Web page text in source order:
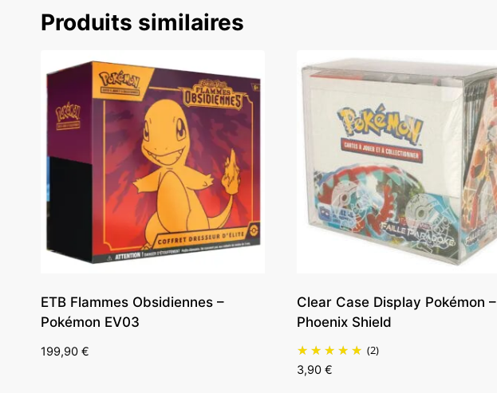
Produits similaires
ETB Flammes Obsidiennes –
Pokémon EV03
199,90 €
Clear Case Display Pokémon –
Phoenix Shield
(2)
3,90 €